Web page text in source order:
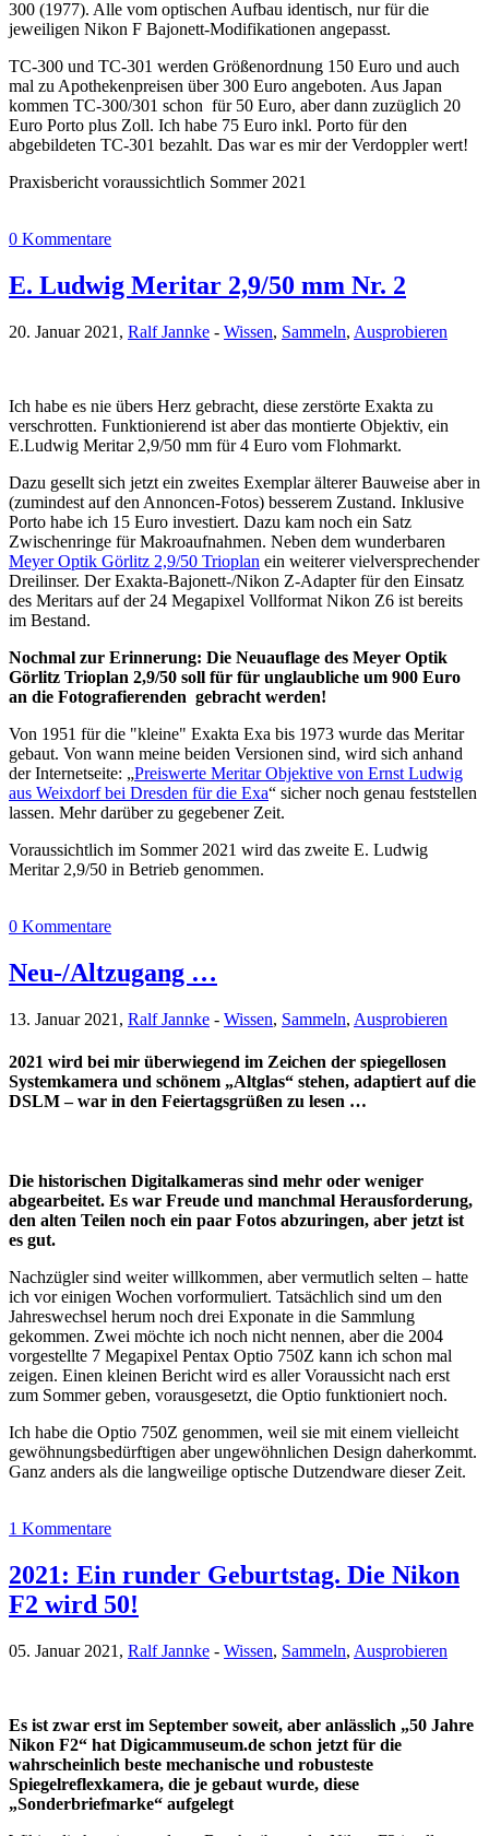
300 (1977). Alle vom optischen Aufbau identisch, nur für die
jeweiligen Nikon F Bajonett-Modifikationen angepasst.
TC-300 und TC-301 werden Größenordnung 150 Euro und auch
mal zu Apothekenpreisen über 300 Euro angeboten. Aus Japan
kommen TC-300/301 schon für 50 Euro, aber dann zuzüglich 20
Euro Porto plus Zoll. Ich habe 75 Euro inkl. Porto für den
abgebildeten TC-301 bezahlt. Das war es mir der Verdoppler wert!
Praxisbericht voraussichtlich Sommer 2021
0 Kommentare
E. Ludwig Meritar 2,9/50 mm Nr. 2
20. Januar 2021, Ralf Jannke - Wissen, Sammeln, Ausprobieren
Ich habe es nie übers Herz gebracht, diese zerstörte Exakta zu
verschrotten. Funktionierend ist aber das montierte Objektiv, ein
E.Ludwig Meritar 2,9/50 mm für 4 Euro vom Flohmarkt.
Dazu gesellt sich jetzt ein zweites Exemplar älterer Bauweise aber in
(zumindest auf den Annoncen-Fotos) besserem Zustand. Inklusive
Porto habe ich 15 Euro investiert. Dazu kam noch ein Satz
Zwischenringe für Makroaufnahmen. Neben dem wunderbaren
Meyer Optik Görlitz 2,9/50 Trioplan ein weiterer vielversprechender
Dreilinser. Der Exakta-Bajonett-/Nikon Z-Adapter für den Einsatz
des Meritars auf der 24 Megapixel Vollformat Nikon Z6 ist bereits
im Bestand.
Nochmal zur Erinnerung: Die Neuauflage des Meyer Optik
Görlitz Trioplan 2,9/50 soll für für unglaubliche um 900 Euro
an die Fotografierenden gebracht werden!
Von 1951 für die "kleine" Exakta Exa bis 1973 wurde das Meritar
gebaut. Von wann meine beiden Versionen sind, wird sich anhand
der Internetseite: „Preiswerte Meritar Objektive von Ernst Ludwig
aus Weixdorf bei Dresden für die Exa“ sicher noch genau feststellen
lassen. Mehr darüber zu gegebener Zeit.
Voraussichtlich im Sommer 2021 wird das zweite E. Ludwig
Meritar 2,9/50 in Betrieb genommen.
0 Kommentare
Neu-/Altzugang …
13. Januar 2021, Ralf Jannke - Wissen, Sammeln, Ausprobieren
2021 wird bei mir überwiegend im Zeichen der spiegellosen
Systemkamera und schönem „Altglas“ stehen, adaptiert auf die
DSLM – war in den Feiertagsgrüßen zu lesen …
Die historischen Digitalkameras sind mehr oder weniger
abgearbeitet. Es war Freude und manchmal Herausforderung,
den alten Teilen noch ein paar Fotos abzuringen, aber jetzt ist
es gut.
Nachzügler sind weiter willkommen, aber vermutlich selten – hatte
ich vor einigen Wochen vorformuliert. Tatsächlich sind um den
Jahreswechsel herum noch drei Exponate in die Sammlung
gekommen. Zwei möchte ich noch nicht nennen, aber die 2004
vorgestellte 7 Megapixel Pentax Optio 750Z kann ich schon mal
zeigen. Einen kleinen Bericht wird es aller Voraussicht nach erst
zum Sommer geben, vorausgesetzt, die Optio funktioniert noch.
Ich habe die Optio 750Z genommen, weil sie mit einem vielleicht
gewöhnungsbedürftigen aber ungewöhnlichen Design daherkommt.
Ganz anders als die langweilige optische Dutzendware dieser Zeit.
1 Kommentare
2021: Ein runder Geburtstag. Die Nikon
F2 wird 50!
05. Januar 2021, Ralf Jannke - Wissen, Sammeln, Ausprobieren
Es ist zwar erst im September soweit, aber anlässlich „50 Jahre
Nikon F2“ hat Digicammuseum.de schon jetzt für die
wahrscheinlich beste mechanische und robusteste
Spiegelreflexkamera, die je gebaut wurde, diese
„Sonderbriefmarke“ aufgelegt